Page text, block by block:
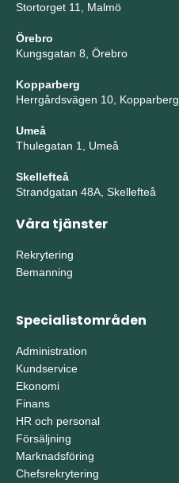
Stortorget 11, Malmö
Örebro
Kungsgatan 8, Örebro
Kopparberg
Herrgårdsvägen 10, Kopparberg
Umeå
Thulegatan 1, Umeå
Skellefteå
Strandgatan 48A, Skellefteå
Våra tjänster
Rekrytering
Bemanning
Specialistområden
Administration
Kundservice
Ekonomi
Finans
HR och personal
Försäljning
Marknadsföring
Chefsrekrytering